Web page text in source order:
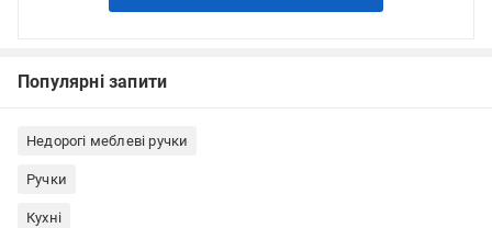
Популярні запити
Недорогі меблеві ручки
Ручки
Кухні